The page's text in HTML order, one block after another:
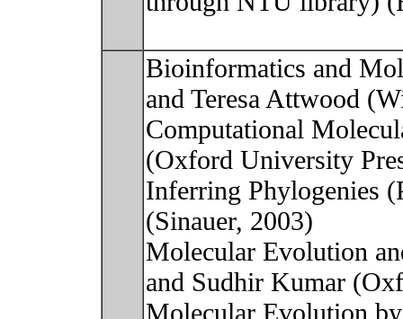
Bioinformatics and
and Teresa Attwood
Computational
(Oxford University
Inferring Phylogenies
(Sinauer, 2003)
Molecular Evolution
and Sudhir Kumar
Molecular Evolution